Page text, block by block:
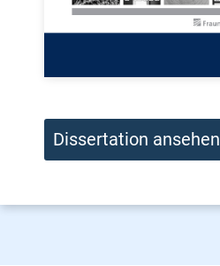
Dissertation ansehen